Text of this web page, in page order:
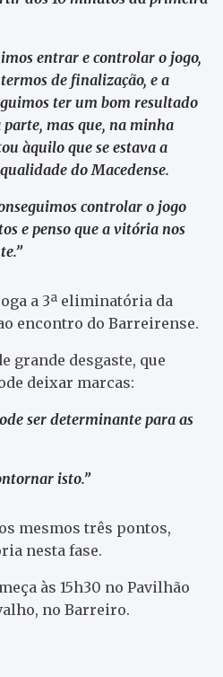
entrar e controlar o jogo,
de finalização, e a
ter um bom resultado
mas que, na minha
àquilo que se estava a
do Macedense.
controlar o jogo
e penso que a vitória nos
a 3ª eliminatória da
encontro do Barreirense.
grande desgaste, que
deixar marcas:
ser determinante para as
isto.”
mesmos três pontos,
nesta fase.
às 15h30 no Pavilhão
no Barreiro.